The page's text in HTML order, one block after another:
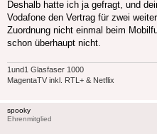
Deshalb hatte ich ja gefragt, und
Vodafone den Vertrag für zwei
Zuordnung nicht einmal beim
schon überhaupt nicht.
1und1 Glasfaser 1000
MagentaTV inkl. RTL+ & Netflix
spooky
Ehrenmitglied